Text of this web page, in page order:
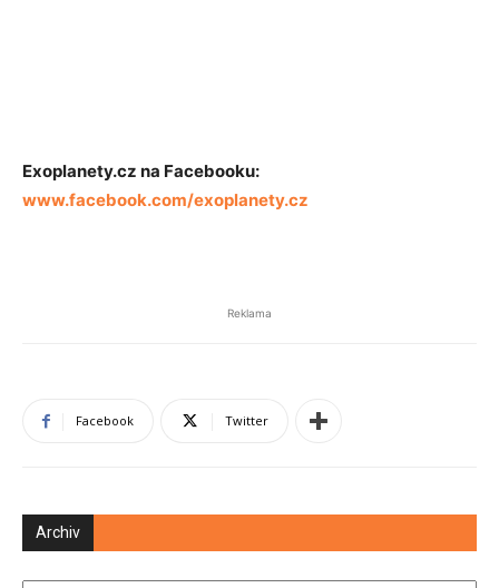
Exoplanety.cz na Facebooku:
www.facebook.com/exoplanety.cz
Reklama
Facebook Twitter
Archiv
Archiv